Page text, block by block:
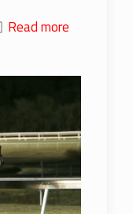
Read more